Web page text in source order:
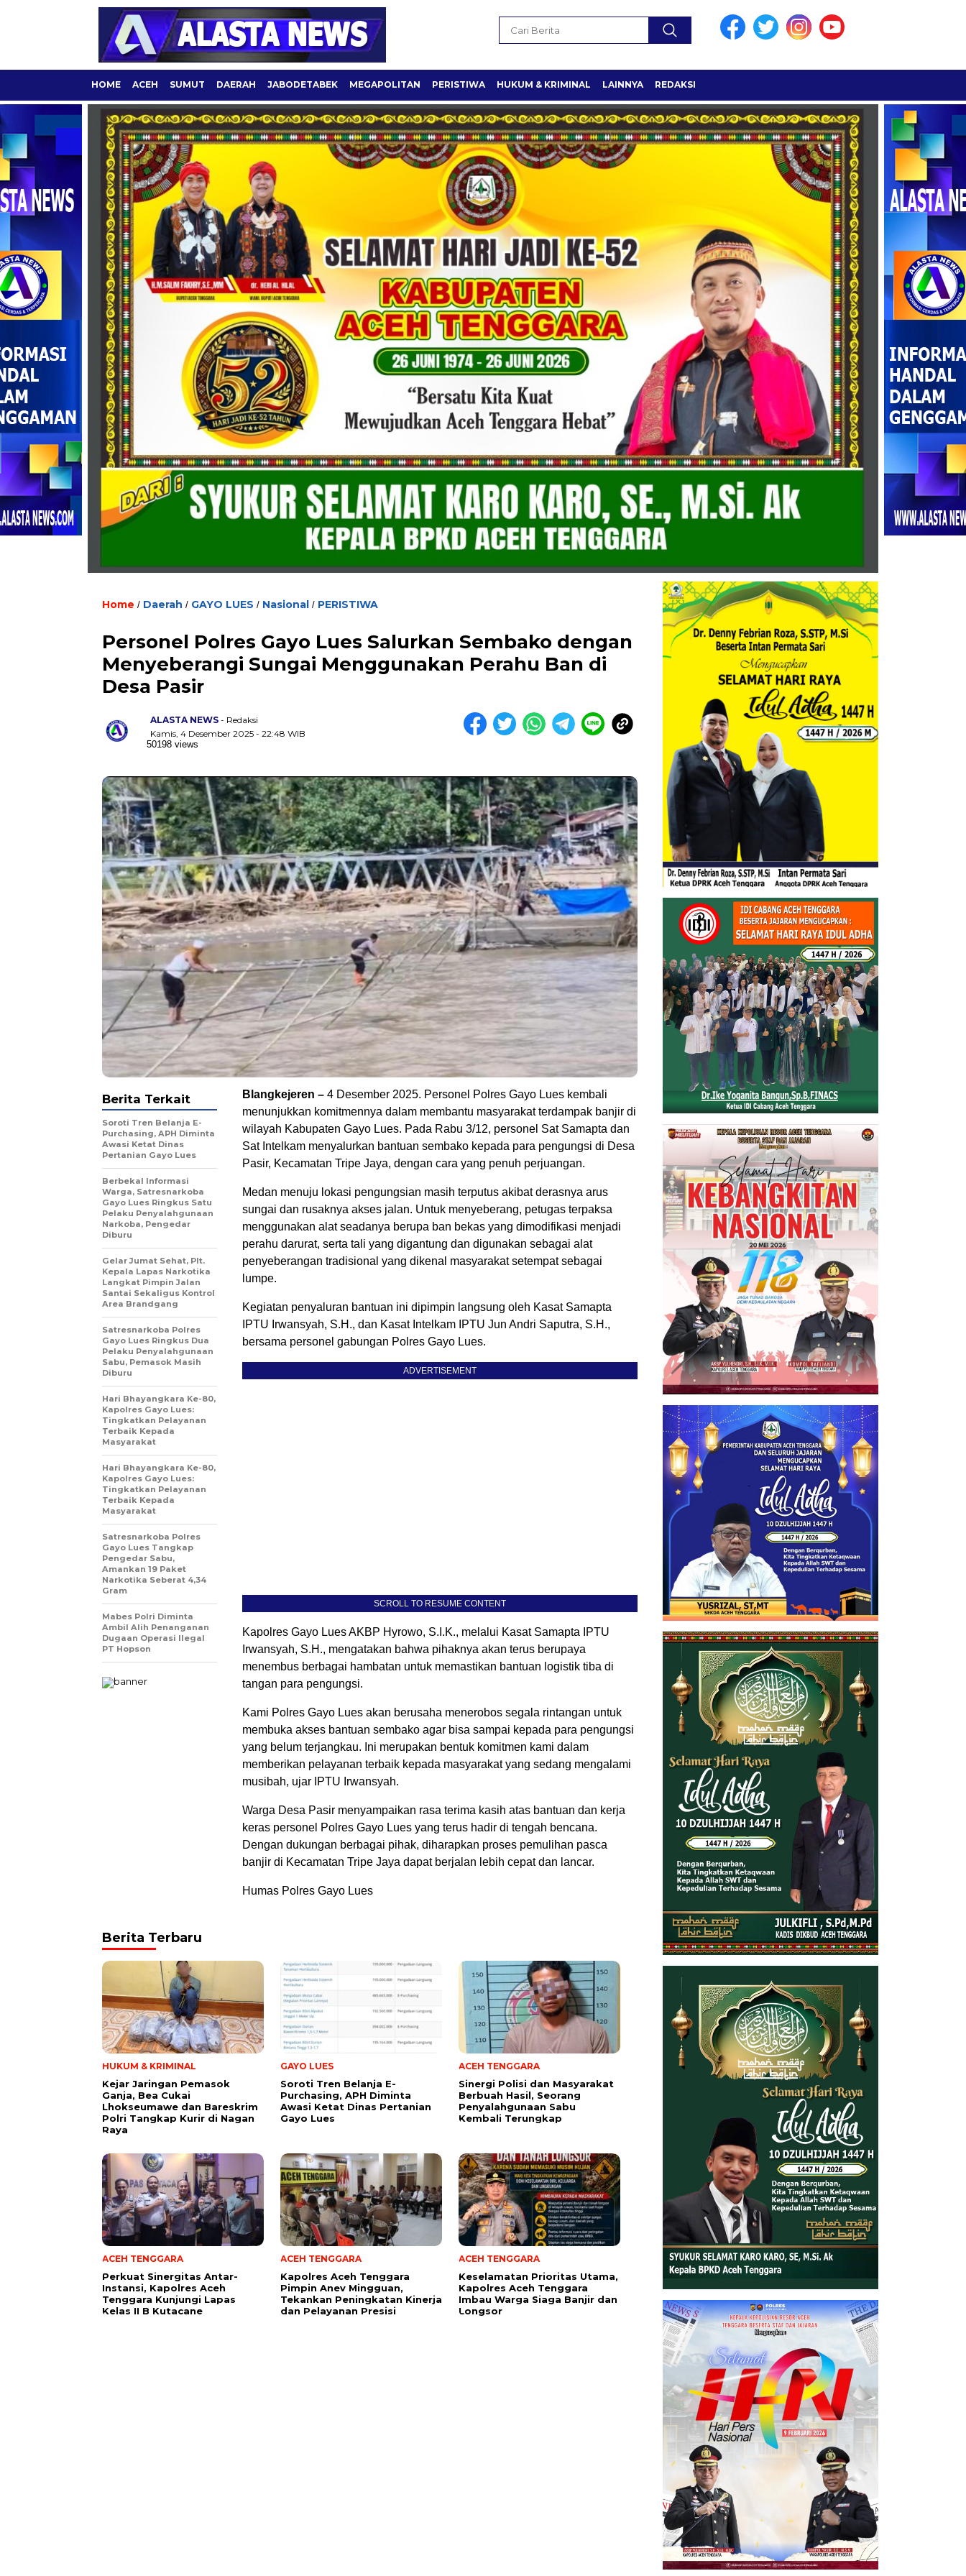
HOME ACEH SUMUT DAERAH JABODETABEK MEGAPOLITAN PERISTIWA HUKUM & KRIMINAL LAINNYA REDAKSI
Home / Daerah / GAYO LUES / Nasional / PERISTIWA
Personel Polres Gayo Lues Salurkan Sembako dengan
Menyeberangi Sungai Menggunakan Perahu Ban di
Desa Pasir
ALASTA NEWS - Redaksi
Kamis, 4 Desember 2025 - 22:48 WIB
50198 views
Blangkejeren – 4 Desember 2025. Personel Polres Gayo Lues kembali
menunjukkan komitmennya dalam membantu masyarakat terdampak banjir di
wilayah Kabupaten Gayo Lues. Pada Rabu 3/12, personel Sat Samapta dan
Sat Intelkam menyalurkan bantuan sembako kepada para pengungsi di Desa
Pasir, Kecamatan Tripe Jaya, dengan cara yang penuh perjuangan.
Medan menuju lokasi pengungsian masih terputus akibat derasnya arus
sungai dan rusaknya akses jalan. Untuk menyeberang, petugas terpaksa
menggunakan alat seadanya berupa ban bekas yang dimodifikasi menjadi
perahu darurat, serta tali yang digantung dan digunakan sebagai alat
penyeberangan tradisional yang dikenal masyarakat setempat sebagai
lumpe.
Kegiatan penyaluran bantuan ini dipimpin langsung oleh Kasat Samapta
IPTU Irwansyah, S.H., dan Kasat Intelkam IPTU Jun Andri Saputra, S.H.,
bersama personel gabungan Polres Gayo Lues.
ADVERTISEMENT
SCROLL TO RESUME CONTENT
Kapolres Gayo Lues AKBP Hyrowo, S.I.K., melalui Kasat Samapta IPTU
Irwansyah, S.H., mengatakan bahwa pihaknya akan terus berupaya
menembus berbagai hambatan untuk memastikan bantuan logistik tiba di
tangan para pengungsi.
Kami Polres Gayo Lues akan berusaha menerobos segala rintangan untuk
membuka akses bantuan sembako agar bisa sampai kepada para pengungsi
yang belum terjangkau. Ini merupakan bentuk komitmen kami dalam
memberikan pelayanan terbaik kepada masyarakat yang sedang mengalami
musibah, ujar IPTU Irwansyah.
Warga Desa Pasir menyampaikan rasa terima kasih atas bantuan dan kerja
keras personel Polres Gayo Lues yang terus hadir di tengah bencana.
Dengan dukungan berbagai pihak, diharapkan proses pemulihan pasca
banjir di Kecamatan Tripe Jaya dapat berjalan lebih cepat dan lancar.
Humas Polres Gayo Lues
Berita Terkait
Soroti Tren Belanja E-
Purchasing, APH Diminta
Awasi Ketat Dinas
Pertanian Gayo Lues
Berbekal Informasi
Warga, Satresnarkoba
Gayo Lues Ringkus Satu
Pelaku Penyalahgunaan
Narkoba, Pengedar
Diburu
Gelar Jumat Sehat, Plt.
Kepala Lapas Narkotika
Langkat Pimpin Jalan
Santai Sekaligus Kontrol
Area Brandgang
Satresnarkoba Polres
Gayo Lues Ringkus Dua
Pelaku Penyalahgunaan
Sabu, Pemasok Masih
Diburu
Hari Bhayangkara Ke-80,
Kapolres Gayo Lues:
Tingkatkan Pelayanan
Terbaik Kepada
Masyarakat
Hari Bhayangkara Ke-80,
Kapolres Gayo Lues:
Tingkatkan Pelayanan
Terbaik Kepada
Masyarakat
Satresnarkoba Polres
Gayo Lues Tangkap
Pengedar Sabu,
Amankan 19 Paket
Narkotika Seberat 4,34
Gram
Mabes Polri Diminta
Ambil Alih Penanganan
Dugaan Operasi Ilegal
PT Hopson
Berita Terbaru
HUKUM & KRIMINAL
Kejar Jaringan Pemasok
Ganja, Bea Cukai
Lhokseumawe dan Bareskrim
Polri Tangkap Kurir di Nagan
Raya
GAYO LUES
Soroti Tren Belanja E-
Purchasing, APH Diminta
Awasi Ketat Dinas Pertanian
Gayo Lues
ACEH TENGGARA
Sinergi Polisi dan Masyarakat
Berbuah Hasil, Seorang
Penyalahgunaan Sabu
Kembali Terungkap
ACEH TENGGARA
Perkuat Sinergitas Antar-
Instansi, Kapolres Aceh
Tenggara Kunjungi Lapas
Kelas II B Kutacane
ACEH TENGGARA
Kapolres Aceh Tenggara
Pimpin Anev Mingguan,
Tekankan Peningkatan Kinerja
dan Pelayanan Presisi
ACEH TENGGARA
Keselamatan Prioritas Utama,
Kapolres Aceh Tenggara
Imbau Warga Siaga Banjir dan
Longsor